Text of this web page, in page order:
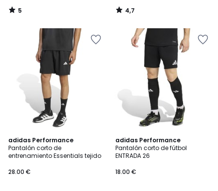
5
/
4,7
/
adidas Performance
Pantalón corto de
entrenamiento Essentials tejido
28.00 €
4,7
/ 5
adidas Performance
Pantalón corto de fútbol
ENTRADA 26
18.00 €
4,7
/ 5
2
Colores